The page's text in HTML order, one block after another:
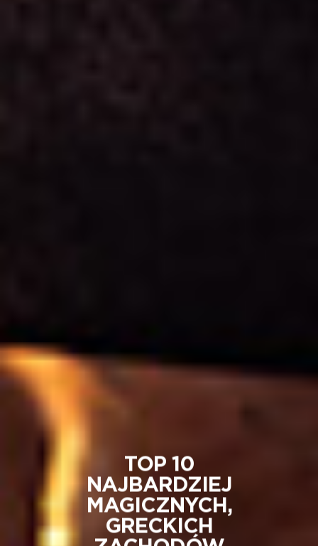
TOP 10
NAJBARDZIEJ
MAGICZNYCH,
GRECKICH